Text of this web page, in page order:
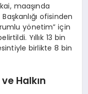
maaşında
ofisinden
yönetim” için
Yıllık 13 bin
birlikte 8 bin
Halkın